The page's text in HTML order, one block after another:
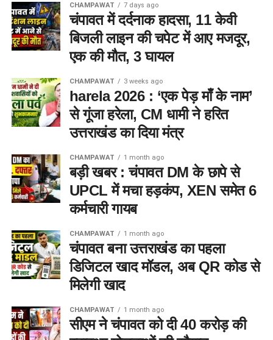
CHAMPAWAT 7 days ago
चंपावत में दर्दनाक हादसा, 11 केवी
बिजली लाइन की चपेट में आए मजदूर,
एक की मौत, 3 घायल
CHAMPAWAT 3 weeks ago
harela 2026 : ‘एक पेड़ माँ के नाम’
से गूंजा हरेला, CM धामी ने हरित
उत्तराखंड का दिया मंत्र
CHAMPAWAT 1 month ago
बड़ी खबर : चंपावत DM के छापे से
UPCL में मचा हड़कंप, XEN समेत 6
कर्मचारी गायब
CHAMPAWAT 1 month ago
चंपावत बना उत्तराखंड का पहला
डिजिटल खाद मॉडल, अब QR कोड से
मिलेगी खाद
CHAMPAWAT 1 month ago
सीएम ने चंपावत को दी 40 करोड़ की